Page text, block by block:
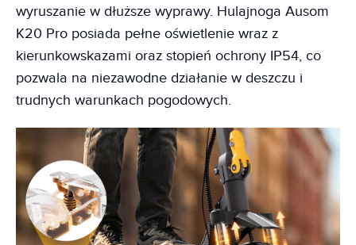
wyruszanie w dłuższe wyprawy. Hulajnoga Ausom
K20 Pro posiada pełne oświetlenie wraz z
kierunkowskazami oraz stopień ochrony IP54, co
pozwala na niezawodne działanie w deszczu i
trudnych warunkach pogodowych.